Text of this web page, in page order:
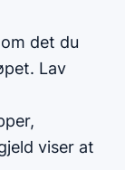
det du
Lav
viser at